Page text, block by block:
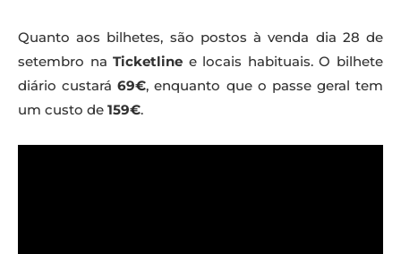
Quanto aos bilhetes, são postos à venda dia 28 de
setembro naTicketline e locais habituais. O bilhete
diário custará69€, enquanto que o passe geral tem
um custo de 159€.